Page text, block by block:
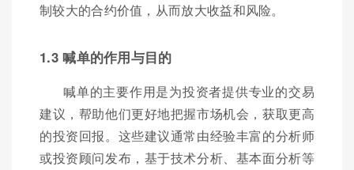
制较大的合约价值，从而放大收益和风险。
1.3 喊单的作用与目的
喊单的主要作用是为投资者提供专业的交易
建议，帮助他们更好地把握市场机会，获取更高
的投资回报。这些建议通常由经验丰富的分析师
或投资顾问发布，基于技术分析、基本面分析等